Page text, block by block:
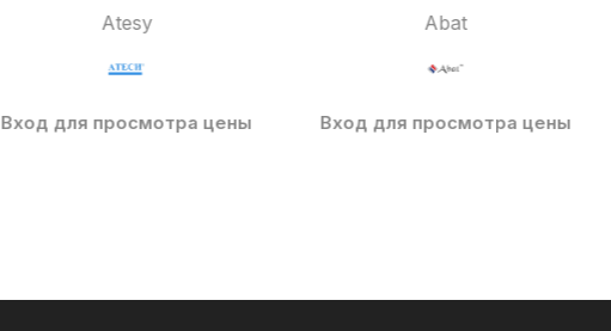
Atesy
Вход для просмотра цены
Abat
Вход для просмотра цены